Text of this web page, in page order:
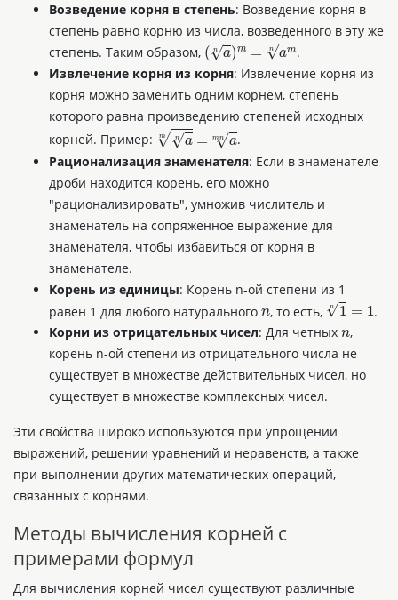
Возведение корня в степень: Возведение корня в
степень равно корню из числа, возведенного в эту же
степень. Таким образом,
(an)m=amn
.
Извлечение корня из корня: Извлечение корня из
корня можно заменить одним корнем, степень
которого равна произведению степеней исходных
корней. Пример:
a nm= am
.
Рационализация знаменателя: Если в знаменателе
дроби находится корень, его можно
"рационализировать", умножив числитель и
знаменатель на сопряженное выражение для
знаменателя, чтобы избавиться от корня в
знаменателе.
Корень из единицы: Корень n-ой степени из 1
равен 1 для любого натурального
n
, то есть,
1n=
.
Корни из отрицательных чисел: Для четных
n
,
корень n-ой степени из отрицательного числа не
существует в множестве действительных чисел, но
существует в множестве комплексных чисел.
Эти свойства широко используются при упрощении
выражений, решении уравнений и неравенств, а также
при выполнении других математических операций,
связанных с корнями.
Методы вычисления корней с
примерами формул
Для вычисления корней чисел существуют различные